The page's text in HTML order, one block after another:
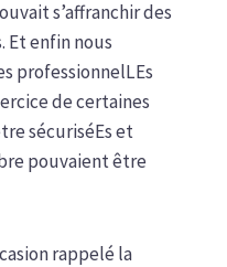
s’affranchir des
Et enfin nous
professionnelLEs
de certaines
sécuriséEs et
pouvaient être
rappelé la